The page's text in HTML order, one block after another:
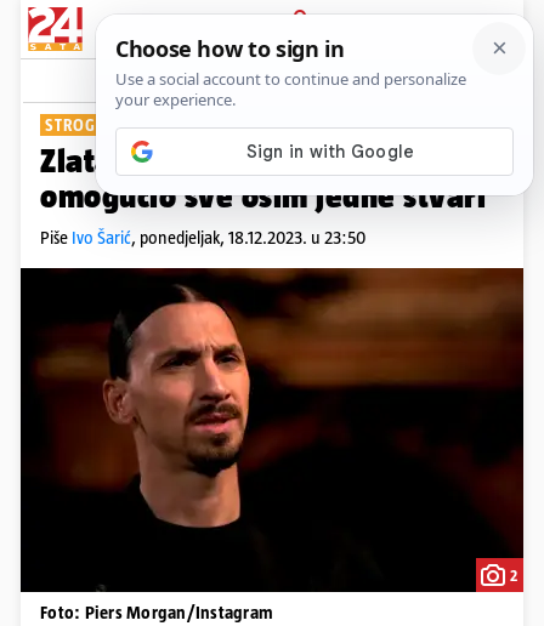
PRIJAVA
Show Komentari
STROGO ZABRANJENO
Zlatan Ibrahimović sinovima je
omogućio sve osim jedne stvari
Piše Ivo Šarić, ponedjeljak, 18.12.2023. u 23:50
2
Foto: Piers Morgan/Instagram